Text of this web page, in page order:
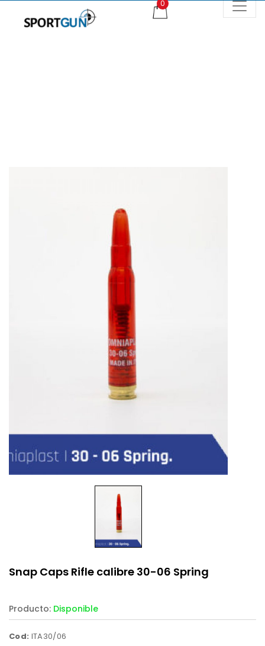
Snap Caps Rifle calibre 30-06 Spring
Producto: Disponible
Cod: ITA30/06